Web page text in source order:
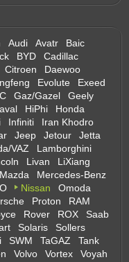
Audi Avatr
Baic
BYD
Cadillac
Citroen
Daewoo
Evolute
Exeed
Gaz/Gazel
Geely
HiPhi
Honda
Infiniti
Iran Khodro
Jeep Jetour
Jetta
VAZ
Lamborghini
Livan
LiXiang
Mazda
Mercedes-Benz
Nissan
Omoda
Proton
RAM
Rover ROX
Saab
Solaris
Sollers
SWM TaGAZ
Tank
Volvo Vortex
Voyah